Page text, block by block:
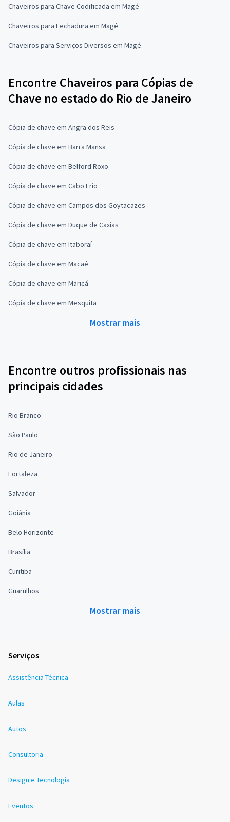
Chaveiros para Chave Codificada em Magé
Chaveiros para Fechadura em Magé
Chaveiros para Serviços Diversos em Magé
Encontre Chaveiros para Cópias de
Chave no estado do Rio de Janeiro
Cópia de chave em Angra dos Reis
Cópia de chave em Barra Mansa
Cópia de chave em Belford Roxo
Cópia de chave em Cabo Frio
Cópia de chave em Campos dos Goytacazes
Cópia de chave em Duque de Caxias
Cópia de chave em Itaboraí
Cópia de chave em Macaé
Cópia de chave em Maricá
Cópia de chave em Mesquita
Mostrar mais
Encontre outros profissionais nas
principais cidades
Rio Branco
São Paulo
Rio de Janeiro
Fortaleza
Salvador
Goiânia
Belo Horizonte
Brasília
Curitiba
Guarulhos
Mostrar mais
Serviços
Assistência Técnica
Aulas
Autos
Consultoria
Design e Tecnologia
Eventos